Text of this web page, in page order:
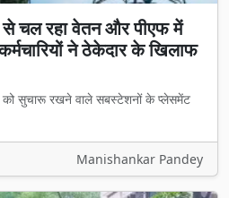
चल रहा वेतन और पीएफ में
ने ठेकेदार के खिलाफ
को सुचारू रखने वाले सबस्टेशनों के प्लेसमेंट
Manishankar Pandey